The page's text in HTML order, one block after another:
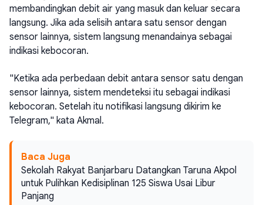
membandingkan debit air yang masuk dan keluar secara
langsung. Jika ada selisih antara satu sensor dengan
sensor lainnya, sistem langsung menandainya sebagai
indikasi kebocoran.
"Ketika ada perbedaan debit antara sensor satu dengan
sensor lainnya, sistem mendeteksi itu sebagai indikasi
kebocoran. Setelah itu notifikasi langsung dikirim ke
Telegram," kata Akmal.
Baca Juga
Sekolah Rakyat Banjarbaru Datangkan Taruna Akpol
untuk Pulihkan Kedisiplinan 125 Siswa Usai Libur
Panjang